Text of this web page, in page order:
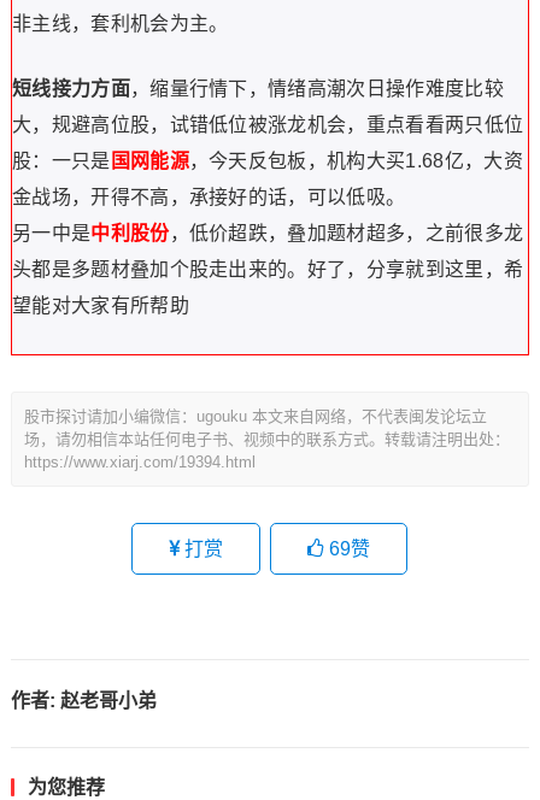
非主线，套利机会为主。
短线接力方面，缩量行情下，情绪高潮次日操作难度比较
大，规避高位股，试错低位被涨龙机会，重点看看两只低位
股：一只是 国网能源，今天反包板，机构大买1.68亿，大资
金战场，开得不高，承接好的话，可以低吸。
另一中是中利股份，低价超跌，叠加题材超多，之前很多龙
头都是多题材叠加个股走出来的。 好了，分享就到这里，希
望能对大家有所帮助
股市探讨请加小编微信：ugouku 本文来自网络，不代表闽发论坛立
场，请勿相信本站任何电子书、视频中的联系方式。转载请注明出处：
https://www.xiarj.com/19394.html
打赏 69赞
作者: 赵老哥小弟
为您推荐